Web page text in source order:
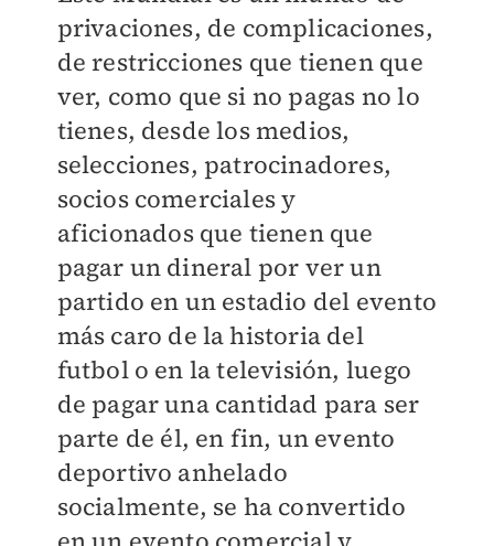
privaciones, de complicaciones,
de restricciones que tienen que
ver, como que si no pagas no lo
tienes, desde los medios,
selecciones, patrocinadores,
socios comerciales y
aficionados que tienen que
pagar un dineral por ver un
partido en un estadio del evento
más caro de la historia del
futbol o en la televisión, luego
de pagar una cantidad para ser
parte de él, en fin, un evento
deportivo anhelado
socialmente, se ha convertido